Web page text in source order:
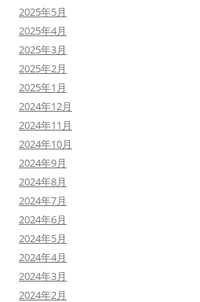
2025年5月
2025年4月
2025年3月
2025年2月
2025年1月
2024年12月
2024年11月
2024年10月
2024年9月
2024年8月
2024年7月
2024年6月
2024年5月
2024年4月
2024年3月
2024年2月